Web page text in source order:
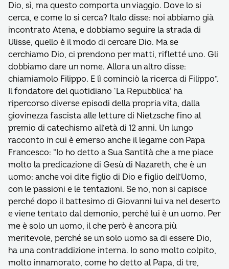
Dio, sì, ma questo comporta un viaggio. Dove lo si
cerca, e come lo si cerca? Italo disse: noi abbiamo già
incontrato Atena, e dobbiamo seguire la strada di
Ulisse, quello è il modo di cercare Dio. Ma se
cerchiamo Dio, ci prendono per matti, rifletté uno. Gli
dobbiamo dare un nome. Allora un altro disse:
chiamiamolo Filippo. E lì cominciò la ricerca di Filippo”.
Il fondatore del quotidiano ‘La Repubblica’ ha
ripercorso diverse episodi della propria vita, dalla
giovinezza fascista alle letture di Nietzsche fino al
premio di catechismo all’età di 12 anni. Un lungo
racconto in cui è emerso anche il legame con Papa
Francesco: “Io ho detto a Sua Santità che a me piace
molto la predicazione di Gesù di Nazareth, che è un
uomo: anche voi dite figlio di Dio e figlio dell’Uomo,
con le passioni e le tentazioni. Se no, non si capisce
perché dopo il battesimo di Giovanni lui va nel deserto
e viene tentato dal demonio, perché lui è un uomo. Per
me è solo un uomo, il che però è ancora più
meritevole, perché se un solo uomo sa di essere Dio,
ha una contraddizione interna. Io sono molto colpito,
molto innamorato, come ho detto al Papa, di tre,